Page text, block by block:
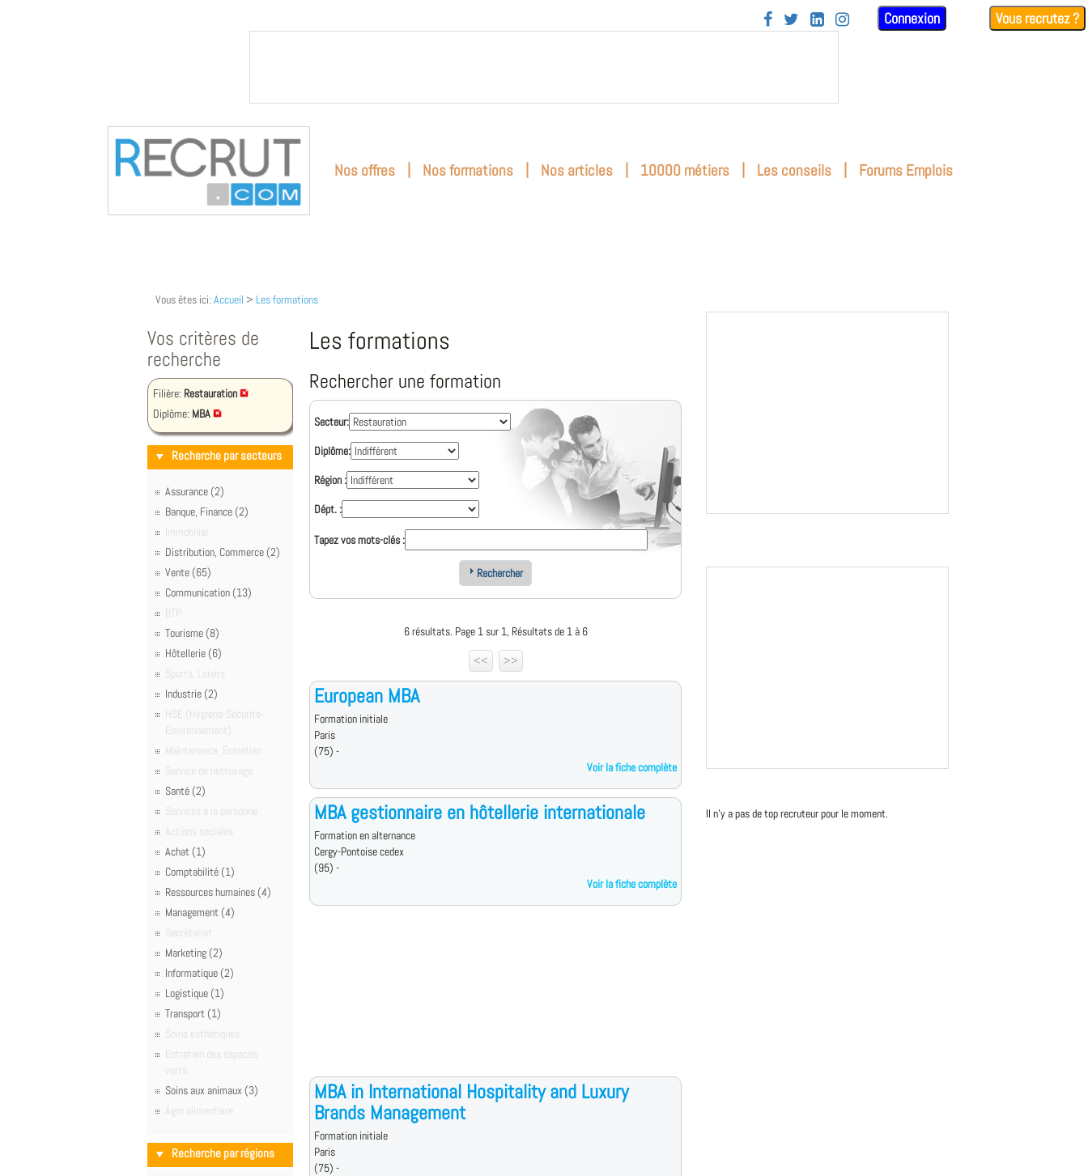
    Connexion Vous recrutez ?
Nos offres | Nos formations | Nos articles | 10000 métiers | Les conseils | Forums Emplois
Vous êtes ici: Accueil > Les formations
Vos critères de
recherche
Filière: Restauration
Diplôme: MBA
Recherche par secteurs
Assurance (2)
Banque, Finance (2)
Immobilier
Distribution, Commerce (2)
Vente (65)
Communication (13)
BTP
Tourisme (8)
Hôtellerie (6)
Sports, Loisirs
Industrie (2)
HSE (Hygiène-Sécurité-
Environnement)
Maintenance, Entretien
Service de nettoyage
Santé (2)
Services à la personne
Actions sociales
Achat (1)
Comptabilité (1)
Ressources humaines (4)
Management (4)
Secrétariat
Marketing (2)
Informatique (2)
Logistique (1)
Transport (1)
Soins esthétiques
Entretien des espaces
verts
Soins aux animaux (3)
Agro alimentaire
Recherche par régions
Les formations
Rechercher une formation
Secteur:
Diplôme:
Région :
Dépt. :
Tapez vos mots-clés :
Rechercher
6 résultats. Page 1 sur 1, Résultats de 1 à 6
<<
>>
European MBA
Formation initiale
Paris
(75) -
Voir la fiche complète
MBA gestionnaire en hôtellerie internationale
Formation en alternance
Cergy-Pontoise cedex
(95) -
Voir la fiche complète
MBA in International Hospitality and Luxury
Brands Management
Formation initiale
Paris
(75) -
Il n'y a pas de top recruteur pour le moment.